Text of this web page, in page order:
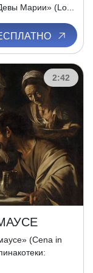
Марии» (Lo...
2:42
(Cena in